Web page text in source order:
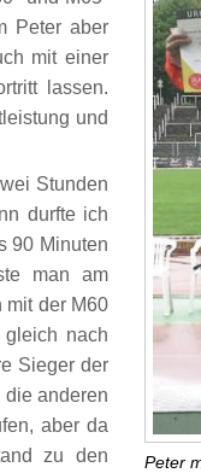
Peter aber
mit einer
lassen.
und
Stunden
durfte ich
90 Minuten
man am
mit der M60
nach
Sieger der
die anderen
aber da
zu den
Peter